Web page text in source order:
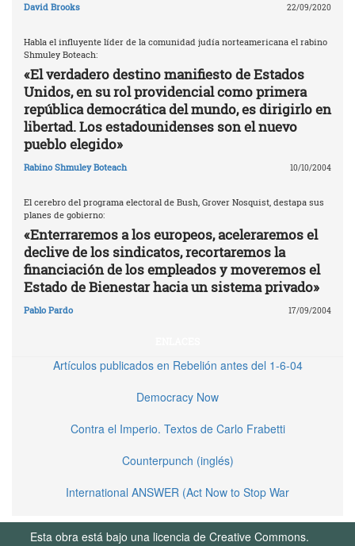
David Brooks 22/09/2020
Habla el influyente líder de la comunidad judía norteamericana el rabino
Shmuley Boteach:
«El verdadero destino manifiesto de Estados
Unidos, en su rol providencial como primera
república democrática del mundo, es dirigirlo en
libertad. Los estadounidenses son el nuevo
pueblo elegido»
Rabino Shmuley Boteach 10/10/2004
El cerebro del programa electoral de Bush, Grover Nosquist, destapa sus
planes de gobierno:
«Enterraremos a los europeos, aceleraremos el
declive de los sindicatos, recortaremos la
financiación de los empleados y moveremos el
Estado de Bienestar hacia un sistema privado»
Pablo Pardo 17/09/2004
Artículos publicados en Rebelión antes del 1-6-04
Democracy Now
Contra el Imperio. Textos de Carlo Frabetti
Counterpunch (inglés)
International ANSWER (Act Now to Stop War
Esta obra está bajo una licencia de Creative Commons.